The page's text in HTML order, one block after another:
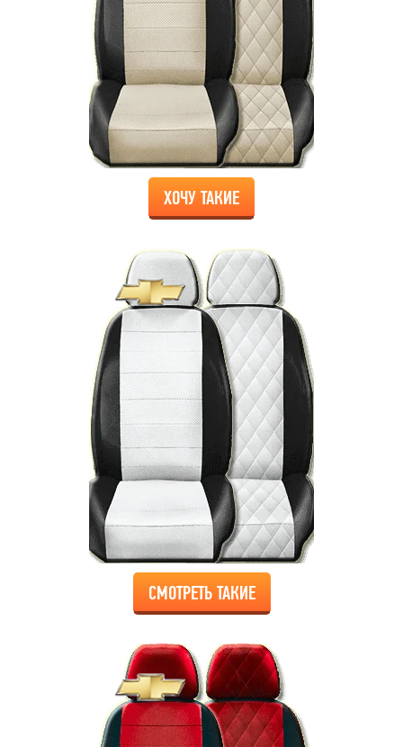
ХОЧУ ТАКИЕ
СМОТРЕТЬ ТАКИЕ